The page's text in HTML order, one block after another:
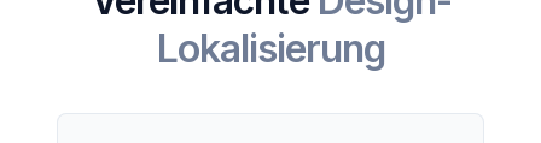
Lokalisierung